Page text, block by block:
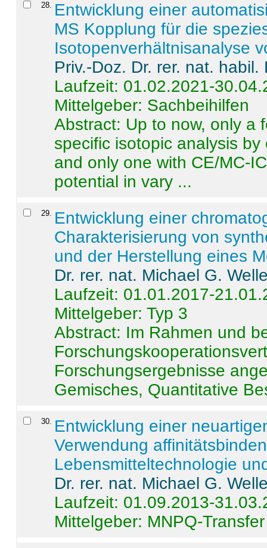
28. Entwicklung einer
MS Kopplung für die
Isotopenverhältnisanalyse
Priv.-Doz. Dr. rer. nat.
Laufzeit: 01.02.2021-
Mittelgeber: Sachbeihilfen
Abstract: Up to now, only a
specific isotopic analysis
and only one with CE/MC-
potential in vary ...
29. Entwicklung einer
Charakterisierung von
und der Herstellung eines
Dr. rer. nat. Michael G.
Laufzeit: 01.01.2017-
Mittelgeber: Typ 3
Abstract: Im Rahmen und
Forschungsergebnisse
Gemisches, Quantitative
30. Entwicklung einer
Verwendung
Lebensmitteltechnologie
Dr. rer. nat. Michael G.
Laufzeit: 01.09.2013-
Mittelgeber: MNPQ-Transfer